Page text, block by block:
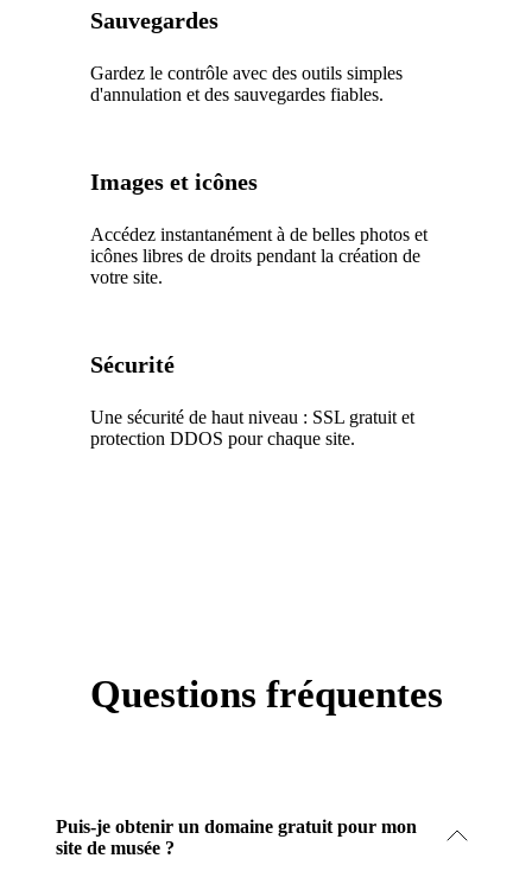
Sauvegardes
Gardez le contrôle avec des outils simples
d'annulation et des sauvegardes fiables.
Images et icônes
Accédez instantanément à de belles photos et
icônes libres de droits pendant la création de
votre site.
Sécurité
Une sécurité de haut niveau : SSL gratuit et
protection DDOS pour chaque site.
Questions fréquentes
Puis-je obtenir un domaine gratuit pour mon
site de musée ?